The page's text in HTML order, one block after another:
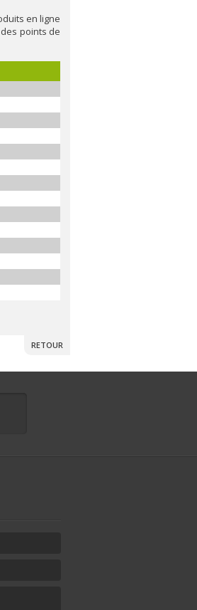
en ligne
points de
RETOUR